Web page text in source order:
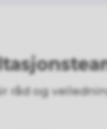
råd og